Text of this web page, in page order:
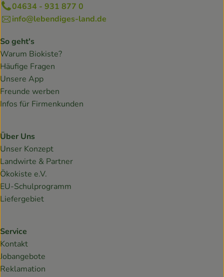
04634 - 931 877 0
info@lebendiges-land.de
So geht's
Warum Biokiste?
Häufige Fragen
Unsere App
Freunde werben
Infos für Firmenkunden
Über Uns
Unser Konzept
Landwirte & Partner
Ökokiste e.V.
EU-Schulprogramm
Liefergebiet
Service
Kontakt
Jobangebote
Reklamation